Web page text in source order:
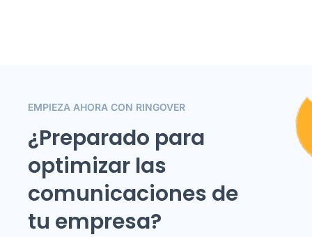
EMPIEZA AHORA CON RINGOVER
¿Preparado para
optimizar las
comunicaciones de
tu empresa?